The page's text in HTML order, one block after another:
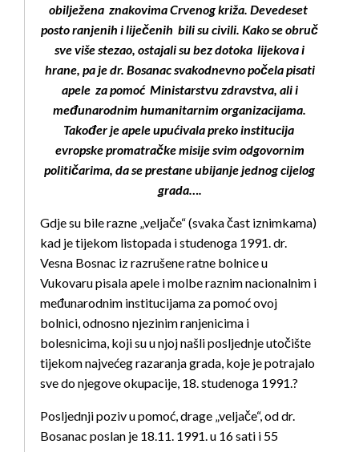
obilježena znakovima Crvenog križa. Devedeset
posto ranjenih i liječenih bili su civili. Kako se obruč
sve više stezao, ostajali su bez dotoka lijekova i
hrane, pa je dr. Bosanac svakodnevno počela pisati
apele za pomoć Ministarstvu zdravstva, ali i
međunarodnim humanitarnim organizacijama.
Također je apele upućivala preko institucija
evropske promatračke misije svim odgovornim
političarima, da se prestane ubijanje jednog cijelog
grada….
Gdje su bile razne „veljače“ (svaka čast iznimkama)
kad je tijekom listopada i studenoga 1991. dr.
Vesna Bosnac iz razrušene ratne bolnice u
Vukovaru pisala apele i molbe raznim nacionalnim i
međunarodnim institucijama za pomoć ovoj
bolnici, odnosno njezinim ranjenicima i
bolesnicima, koji su u njoj našli posljednje utočište
tijekom najvećeg razaranja grada, koje je potrajalo
sve do njegove okupacije, 18. studenoga 1991.?
Posljednji poziv u pomoć, drage „veljače“, od dr.
Bosanac poslan je 18.11. 1991. u 16 sati i 55